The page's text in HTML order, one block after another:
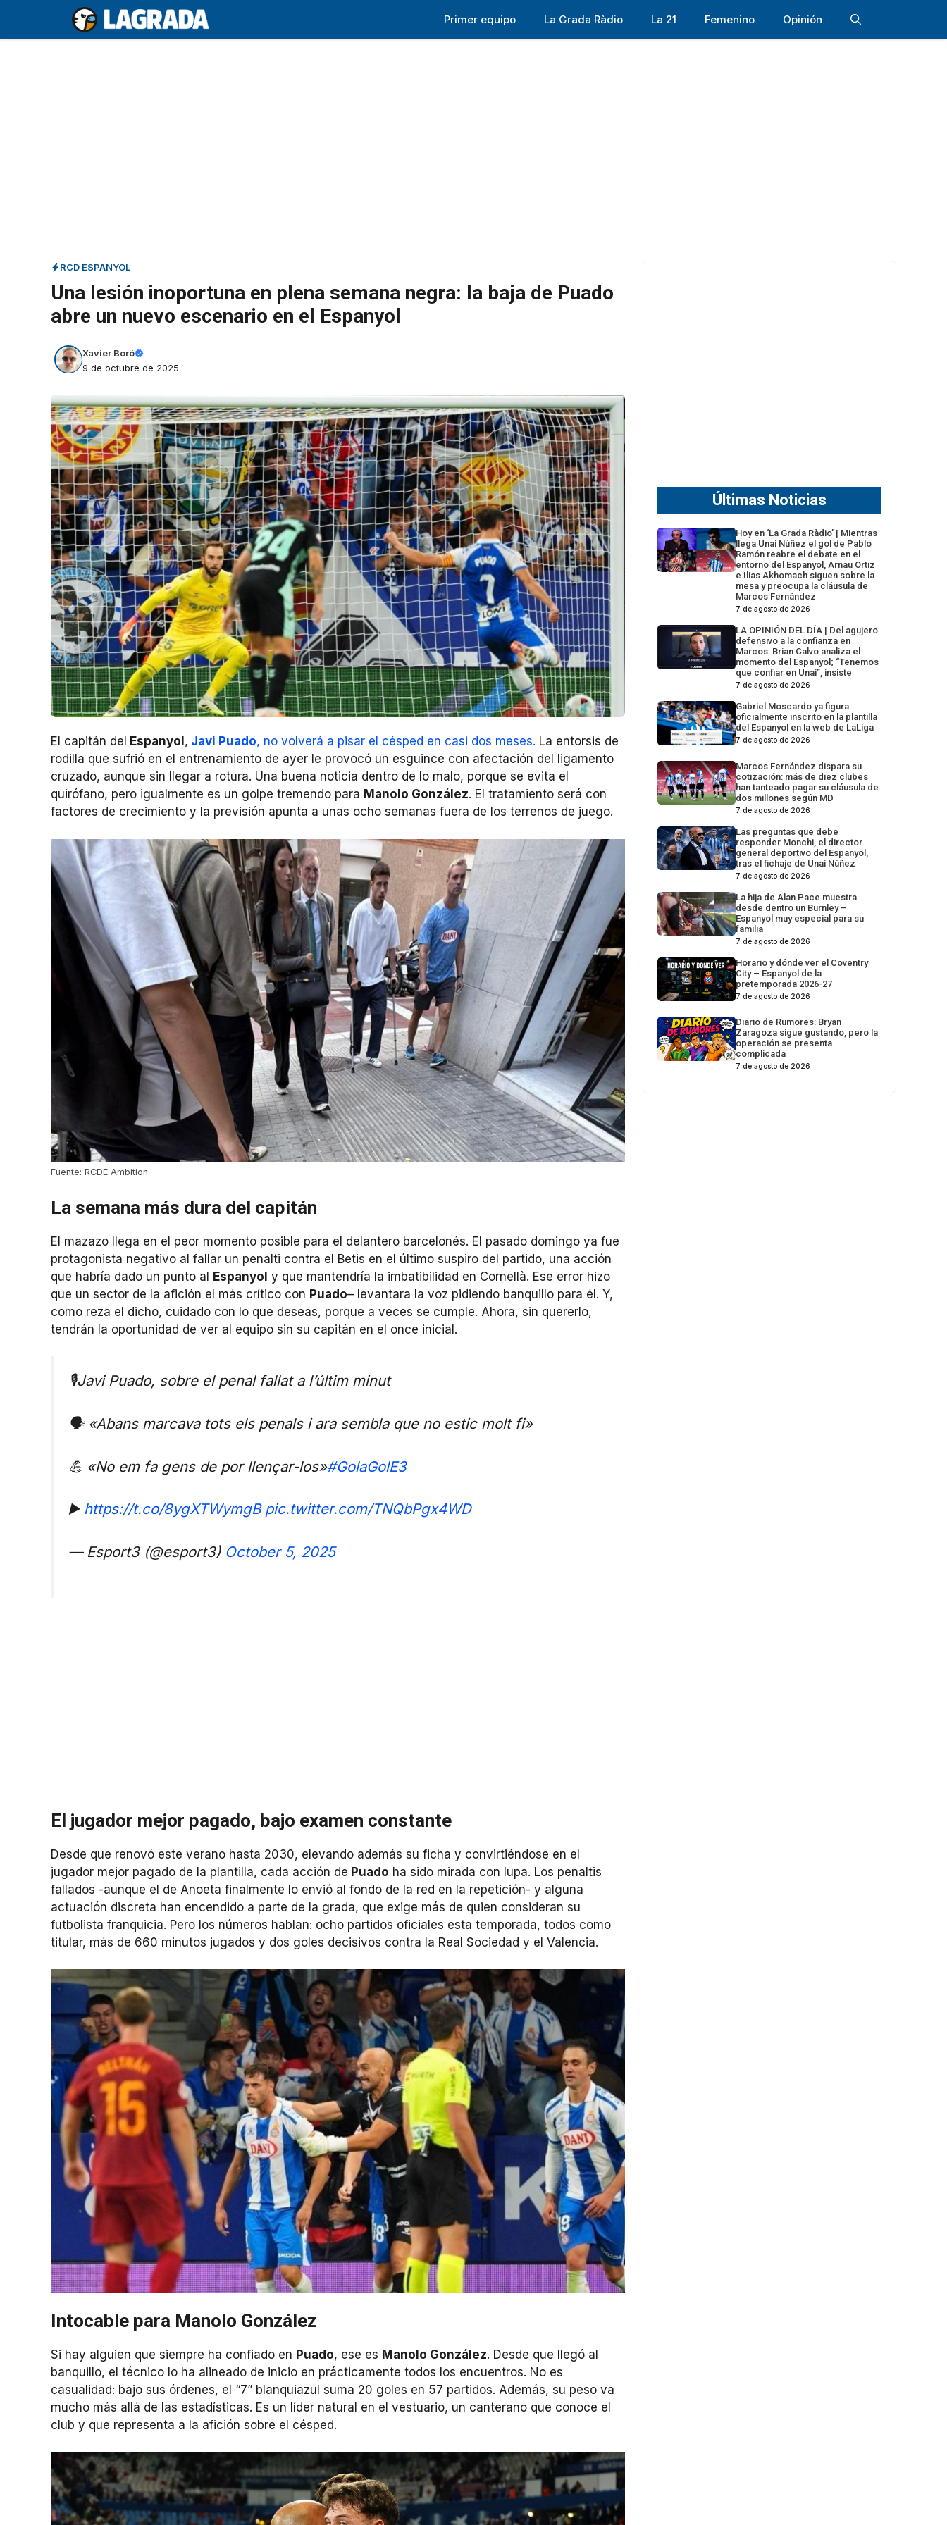
contenido
Primer equipo La Grada Ràdio La 21 Femenino Opinión
RCD ESPANYOL
Una lesión inoportuna en plena semana negra: la baja de Puado
abre un nuevo escenario en el Espanyol
Xavier Boró
9 de octubre de 2025
El capitán del Espanyol , Javi Puado, no volverá a pisar el césped en casi dos meses. La entorsis de
rodilla que sufrió en el entrenamiento de ayer le provocó un esguince con afectación del ligamento
cruzado, aunque sin llegar a rotura. Una buena noticia dentro de lo malo, porque se evita el
quirófano, pero igualmente es un golpe tremendo para Manolo González. El tratamiento será con
factores de crecimiento y la previsión apunta a unas ocho semanas fuera de los terrenos de juego.
Fuente: RCDE Ambition
La semana más dura del capitán
El mazazo llega en el peor momento posible para el delantero barcelonés. El pasado domingo ya fue
protagonista negativo al fallar un penalti contra el Betis en el último suspiro del partido, una acción
que habría dado un punto al Espanyol y que mantendría la imbatibilidad en Cornellà. Ese error hizo
que un sector de la afición el más crítico con Puado– levantara la voz pidiendo banquillo para él. Y,
como reza el dicho, cuidado con lo que deseas, porque a veces se cumple. Ahora, sin quererlo,
tendrán la oportunidad de ver al equipo sin su capitán en el once inicial.
🎙️Javi Puado, sobre el penal fallat a l’últim minut
🗣️ «Abans marcava tots els penals i ara sembla que no estic molt fi»
💪 «No em fa gens de por llençar-los»#GolaGolE3
▶️ https://t.co/8ygXTWymgB pic.twitter.com/TNQbPgx4WD
— Esport3 (@esport3) October 5, 2025
El jugador mejor pagado, bajo examen constante
Desde que renovó este verano hasta 2030, elevando además su ficha y convirtiéndose en el
jugador mejor pagado de la plantilla, cada acción de Puado ha sido mirada con lupa. Los penaltis
fallados -aunque el de Anoeta finalmente lo envió al fondo de la red en la repetición- y alguna
actuación discreta han encendido a parte de la grada, que exige más de quien consideran su
futbolista franquicia. Pero los números hablan: ocho partidos oficiales esta temporada, todos como
titular, más de 660 minutos jugados y dos goles decisivos contra la Real Sociedad y el Valencia.
Intocable para Manolo González
Si hay alguien que siempre ha confiado en Puado, ese es Manolo González. Desde que llegó al
banquillo, el técnico lo ha alineado de inicio en prácticamente todos los encuentros. No es
casualidad: bajo sus órdenes, el “7” blanquiazul suma 20 goles en 57 partidos. Además, su peso va
mucho más allá de las estadísticas. Es un líder natural en el vestuario, un canterano que conoce el
club y que representa a la afición sobre el césped.
Últimas Noticias
Hoy en ‘La Grada Ràdio’ | Mientras
llega Unai Núñez el gol de Pablo
Ramón reabre el debate en el
entorno del Espanyol, Arnau Ortiz
e Ilias Akhomach siguen sobre la
mesa y preocupa la cláusula de
Marcos Fernández
7 de agosto de 2026
LA OPINIÓN DEL DÍA | Del agujero
defensivo a la confianza en
Marcos: Brian Calvo analiza el
momento del Espanyol; “Tenemos
que confiar en Unai”, insiste
7 de agosto de 2026
Gabriel Moscardo ya figura
oficialmente inscrito en la plantilla
del Espanyol en la web de LaLiga
7 de agosto de 2026
Marcos Fernández dispara su
cotización: más de diez clubes
han tanteado pagar su cláusula de
dos millones según MD
7 de agosto de 2026
Las preguntas que debe
responder Monchi, el director
general deportivo del Espanyol,
tras el fichaje de Unai Núñez
7 de agosto de 2026
La hija de Alan Pace muestra
desde dentro un Burnley –
Espanyol muy especial para su
familia
7 de agosto de 2026
Horario y dónde ver el Coventry
City – Espanyol de la
pretemporada 2026-27
7 de agosto de 2026
Diario de Rumores: Bryan
Zaragoza sigue gustando, pero la
operación se presenta
complicada
7 de agosto de 2026